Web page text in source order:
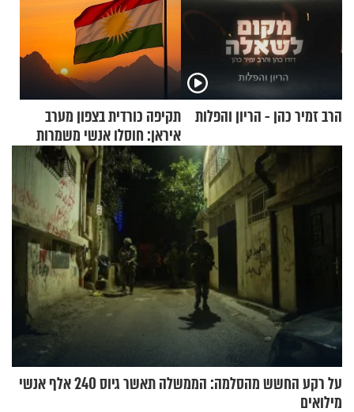
הרב זמיר כהן - הריון והפלות
תקיפה כורדית בצפון מערב
איראן: חוסלו אנשי משמרות
המהפכה
על רקע החשש מהסלמה: הממשלה תאשר גיוס 240 אלף אנשי
מילואים